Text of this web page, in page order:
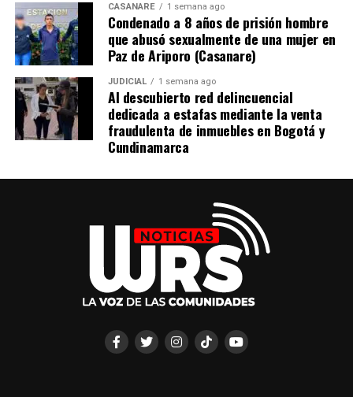
CASANARE 1 semana ago
Condenado a 8 años de prisión hombre
que abusó sexualmente de una mujer en
Paz de Ariporo (Casanare)
JUDICIAL 1 semana ago
Al descubierto red delincuencial
dedicada a estafas mediante la venta
fraudulenta de inmuebles en Bogotá y
Cundinamarca